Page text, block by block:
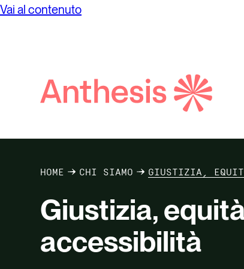
Vai al contenuto
HOME CHI SIAMO GIUSTIZIA,
Giustizia,
accessibilità